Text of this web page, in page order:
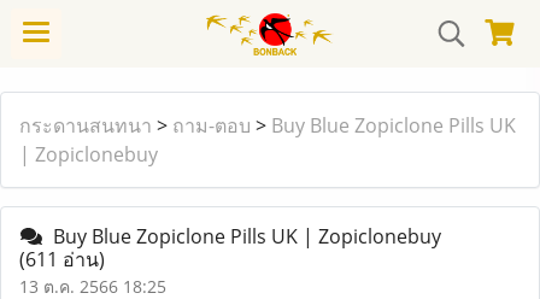
กระดานสนทนา > ถาม-ตอบ > Buy Blue Zopiclone Pills UK
| Zopiclonebuy
Buy Blue Zopiclone Pills UK | Zopiclonebuy
(611 อ่าน)
13 ต.ค. 2566 18:25